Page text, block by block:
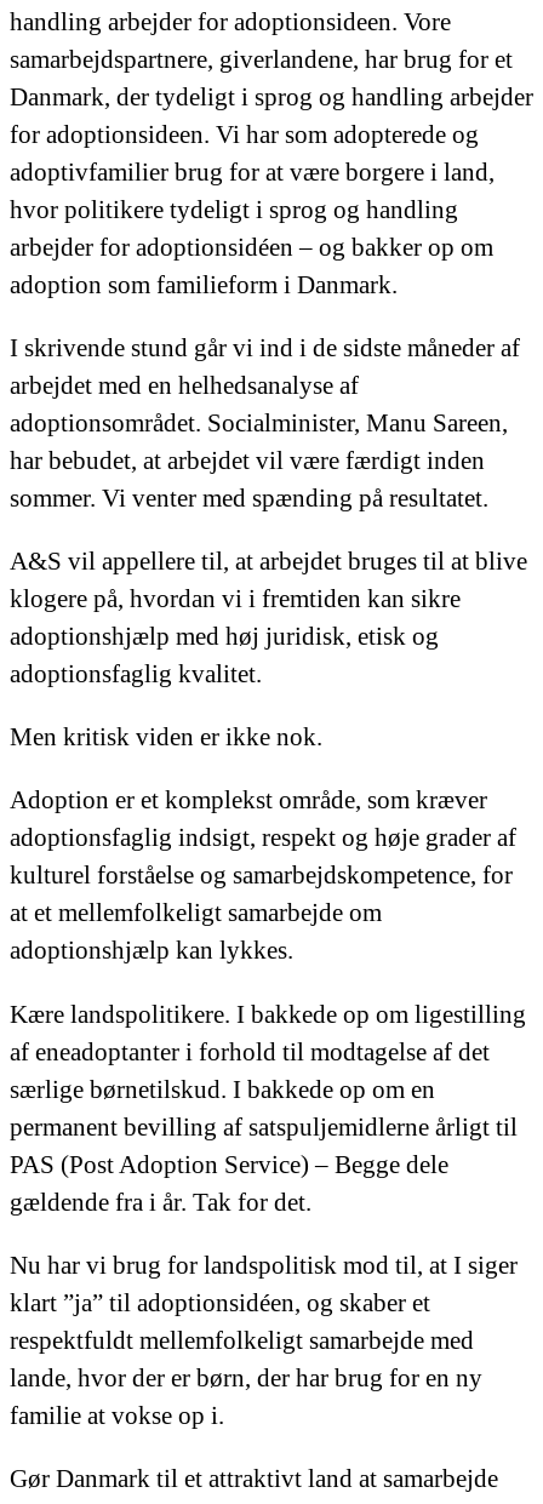
handling arbejder for adoptionsideen. Vore
samarbejdspartnere, giverlandene, har brug for et
Danmark, der tydeligt i sprog og handling arbejder
for adoptionsideen. Vi har som adopterede og
adoptivfamilier brug for at være borgere i land,
hvor politikere tydeligt i sprog og handling
arbejder for adoptionsidéen – og bakker op om
adoption som familieform i Danmark.
I skrivende stund går vi ind i de sidste måneder af
arbejdet med en helhedsanalyse af
adoptionsområdet. Socialminister, Manu Sareen,
har bebudet, at arbejdet vil være færdigt inden
sommer. Vi venter med spænding på resultatet.
A&S vil appellere til, at arbejdet bruges til at blive
klogere på, hvordan vi i fremtiden kan sikre
adoptionshjælp med høj juridisk, etisk og
adoptionsfaglig kvalitet.
Men kritisk viden er ikke nok.
Adoption er et komplekst område, som kræver
adoptionsfaglig indsigt, respekt og høje grader af
kulturel forståelse og samarbejdskompetence, for
at et mellemfolkeligt samarbejde om
adoptionshjælp kan lykkes.
Kære landspolitikere. I bakkede op om ligestilling
af eneadoptanter i forhold til modtagelse af det
særlige børnetilskud. I bakkede op om en
permanent bevilling af satspuljemidlerne årligt til
PAS (Post Adoption Service) – Begge dele
gældende fra i år. Tak for det.
Nu har vi brug for landspolitisk mod til, at I siger
klart ”ja” til adoptionsidéen, og skaber et
respektfuldt mellemfolkeligt samarbejde med
lande, hvor der er børn, der har brug for en ny
familie at vokse op i.
Gør Danmark til et attraktivt land at samarbejde